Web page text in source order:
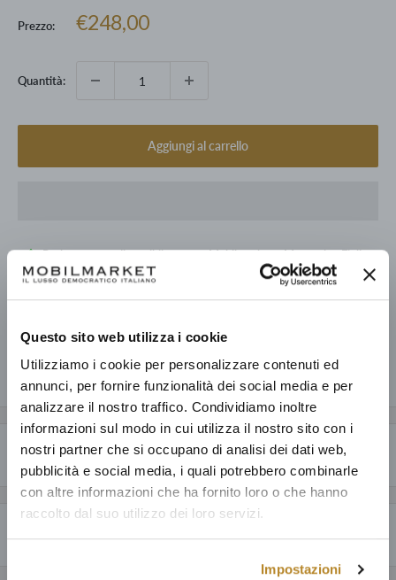
Questo sito web utilizza i cookie
Utilizziamo i cookie per personalizzare contenuti ed
annunci, per fornire funzionalità dei social media e per
analizzare il nostro traffico. Condividiamo inoltre
informazioni sul modo in cui utilizza il nostro sito con i
nostri partner che si occupano di analisi dei dati web,
pubblicità e social media, i quali potrebbero combinarle
con altre informazioni che ha fornito loro o che hanno
raccolto dal suo utilizzo dei loro servizi.
Impostazioni
Prezzo:
Prezzo
€248,00
Quantità:
Aggiungi al carrello
Prelevamento disponibile presso Mobilmarket - Magazzino Figline
V.no
Condividi questo prodotto
Descrizione
CARATTERISTICHE GENERALI
Perché acquistare da Mobilmarket
Articoli dal design esclusivo ad un prezzo accessibile: anche fino al